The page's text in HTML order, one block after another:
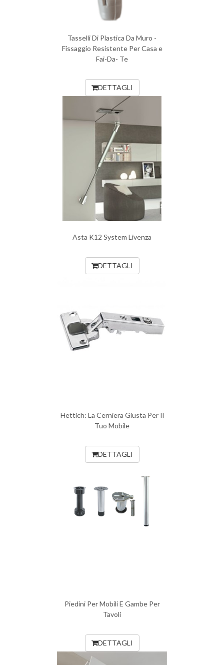
Tasselli Di Plastica Da Muro -
Fissaggio Resistente Per Casa e
Fai-Da- Te
DETTAGLI
Asta K12 System Livenza
DETTAGLI
Hettich: La Cerniera Giusta Per Il
Tuo Mobile
DETTAGLI
Piedini Per Mobili E Gambe Per
Tavoli
DETTAGLI